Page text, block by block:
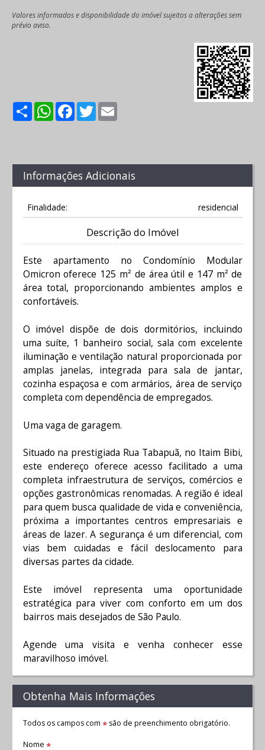
Valores informados e disponibilidade do imóvel sujeitos a alterações sem
prévio aviso.
ShareWhatsApp
Facebook
Twitter
Informações Adicionais
Finalidade: residencial
Descrição do Imóvel
Este apartamento no Condomínio Modular
Omicron oferece 125 m² de área útil e 147 m² de
área total, proporcionando ambientes amplos e
confortáveis.
O imóvel dispõe de dois dormitórios, incluindo
uma suíte, 1 banheiro social, sala com excelente
iluminação e ventilação natural proporcionada por
amplas janelas, integrada para sala de jantar,
cozinha espaçosa e com armários, área de serviço
completa com dependência de empregados.
Uma vaga de garagem.
Situado na prestigiada Rua Tabapuã, no Itaim Bibi,
este endereço oferece acesso facilitado a uma
completa infraestrutura de serviços, comércios e
opções gastronômicas renomadas. A região é ideal
para quem busca qualidade de vida e conveniência,
próxima a importantes centros empresariais e
áreas de lazer. A segurança é um diferencial, com
vias bem cuidadas e fácil deslocamento para
diversas partes da cidade.
Este imóvel representa uma oportunidade
estratégica para viver com conforto em um dos
bairros mais desejados de São Paulo.
Agende uma visita e venha conhecer esse
maravilhoso imóvel.
Obtenha Mais Informações
Todos os campos com *são de preenchimento obrigatório.
Nome *